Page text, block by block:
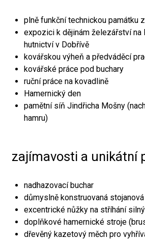
plně funkční technickou památku
expozici k dějinám železářství na
hutnictví v Dobřívě
kovářskou výheň a předváděcí
kovářské práce pod buchary
ruční práce na kovadlině
Hamernický den
pamětní síň Jindřicha Mošny
hamru)
zajímavosti a unikátní
nadhazovací buchar
důmyslně konstruovaná
excentrické nůžky na stříhání
doplňkové hamernické stroje
dřevěný kazetový měch pro